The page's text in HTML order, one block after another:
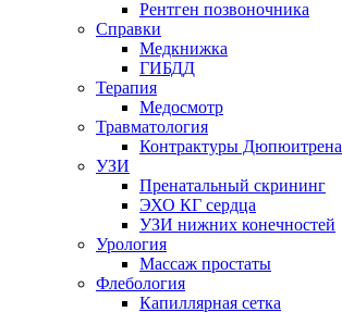
Рентген позвоночника
Справки
Медкнижка
ГИБДД
Терапия
Медосмотр
Травматология
Контрактуры Дюпюитрена
УЗИ
Пренатальный скрининг
ЭХО КГ сердца
УЗИ нижних конечностей
Урология
Массаж простаты
Флебология
Капиллярная сетка